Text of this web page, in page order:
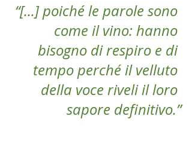
“[...] poiché le parole sono
come il vino: hanno
bisogno di respiro e di
tempo perché il velluto
della voce riveli il loro
sapore definitivo.”